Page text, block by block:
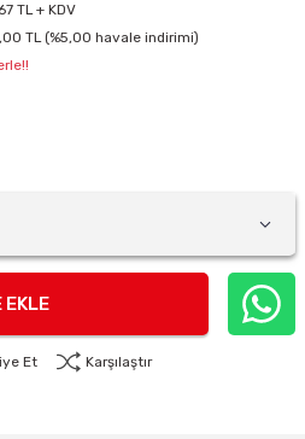
TL + KDV
TL (%5,00 havale indirimi)
EKLE
Et Karşılaştır